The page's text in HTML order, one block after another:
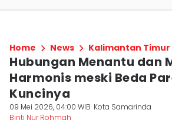
Home News Kalimantan Timur
Hubungan Menantu dan
Harmonis meski Beda
Kuncinya
09 Mei 2026, 04:00 WIB Kota Samarinda
Binti Nur Rohmah